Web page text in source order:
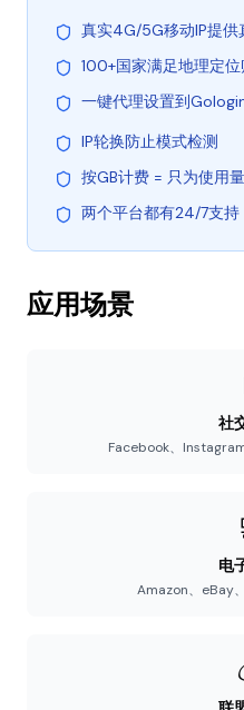
真实4G/5G移动IP提供
100+国家满足地理定
一键代理设置到
IP轮换防止模式检测
按GB计费 = 只为使用
两个平台都有24/7支持
应用场景
社
Facebook、
电
Amazon、eBay